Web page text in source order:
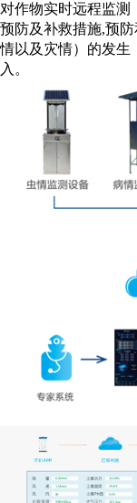
对作物实时远程监测
预防及补救措施,预
情以及灾情）的发生
入。